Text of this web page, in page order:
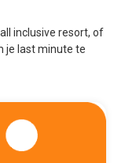
inclusive resort, of
je last minute te